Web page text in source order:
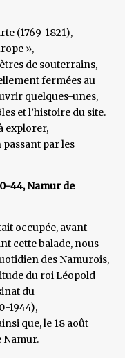
(1769-1821),
»,
de souterrains,
fermées au
quelques-unes,
et l’histoire du site.
explorer,
passant par les
44, Namur de
occupée, avant
cette balade, nous
des Namurois,
du roi Léopold
du
1944),
que, le 18 août
Namur.